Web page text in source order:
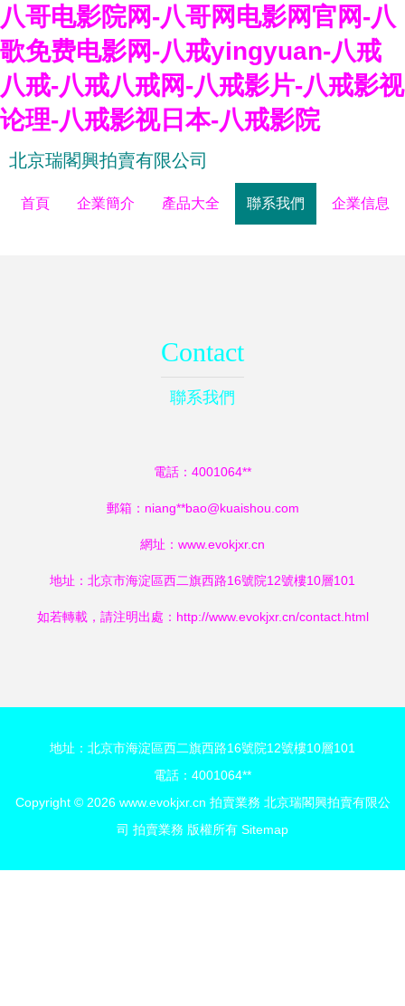
八哥电影院网-八哥网电影网官网-八
歌免费电影网-八戒yingyuan-八戒
八戒-八戒八戒网-八戒影片-八戒影视
论理-八戒影视日本-八戒影院
北京瑞閣興拍賣有限公司
首頁 企業簡介 產品大全 聯系我們 企業信息
Contact
聯系我們
電話：4001064**
郵箱：niang**bao@kuaishou.com
網址： www.evokjxr.cn
地址：北京市海淀區西二旗西路16號院12號樓10層101
如若轉載，請注明出處：http://www.evokjxr.cn/contact.html
地址：北京市海淀區西二旗西路16號院12號樓10層101
電話：4001064**
Copyright © 2026 www.evokjxr.cn 拍賣業務 北京瑞閣興拍賣有限公
司 拍賣業務 版權所有 Sitemap